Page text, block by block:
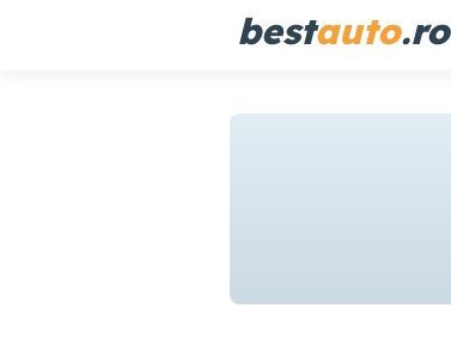
bestauto.ro